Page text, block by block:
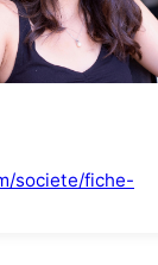
societe/fiche-